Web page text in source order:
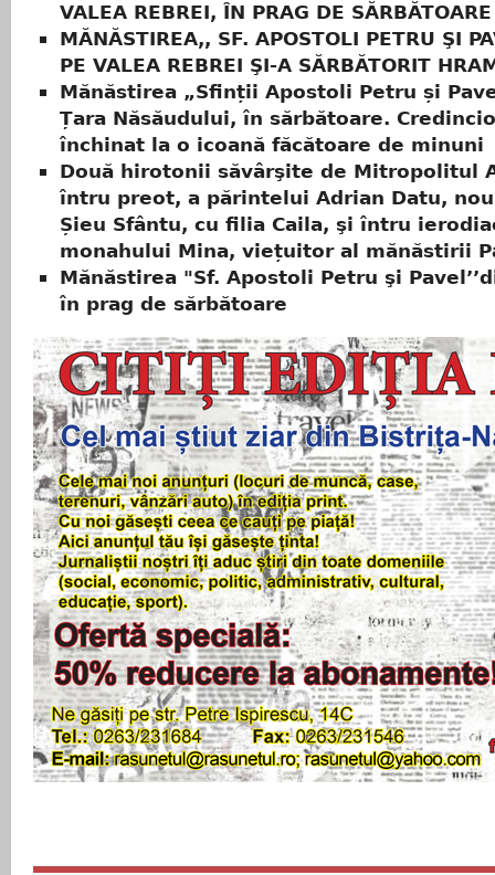
VALEA REBREI, ÎN PRAG DE SĂRBĂTOARE
MĂNĂSTIREA,, SF. APOSTOLI PETRU ŞI
PE VALEA REBREI ŞI-A SĂRBĂTORIT
Mănăstirea „Sfinții Apostoli Petru și
Țara Năsăudului, în sărbătoare.
închinat la o icoană făcătoare de minuni
Două hirotonii săvârşite de Mitropolitul
întru preot, a părintelui Adrian Datu,
Șieu Sfântu, cu filia Caila, şi întru
monahului Mina, viețuitor al mănăstirii
Mănăstirea "Sf. Apostoli Petru şi
în prag de sărbătoare